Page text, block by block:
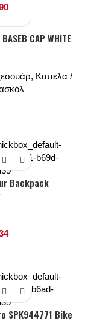
CAP WHITE
, Καπέλα /
Backpack
SPK944771 Bike